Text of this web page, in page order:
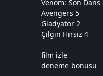
Venom: Son Dans
Avengers 5
Gladyatör 2
Çılgın Hırsız 4
film izle
deneme bonusu